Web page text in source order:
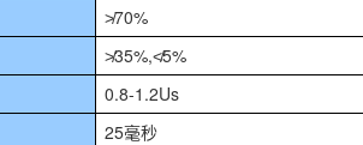
≯70%
≯35%,≮5%
0.8-1.2Us
25毫秒